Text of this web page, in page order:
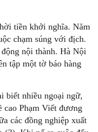
tiền khởi nghĩa. Năm
chạm súng với địch.
nội thành. Hà Nội
tập một tờ báo hàng
biết nhiều ngoại ngữ,
Phạm Viết đương
các đồng nghiệp xuất